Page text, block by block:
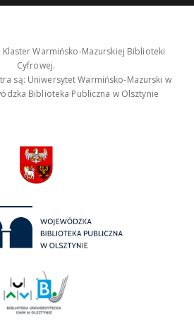
Warmińsko-Mazurskiej Biblioteki
Cyfrowej.
są: Uniwersytet Warmińsko-Mazurski w
Biblioteka Publiczna w Olsztynie